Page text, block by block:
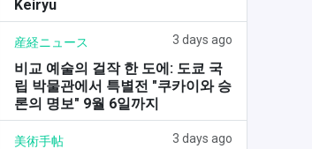
Keiryu
産経ニュース 3 days ago
비교 예술의 걸작 한 도에: 도쿄 국
립 박물관에서 특별전 "쿠카이와 승
론의 명보" 9월 6일까지
美術手帖 3 days ago